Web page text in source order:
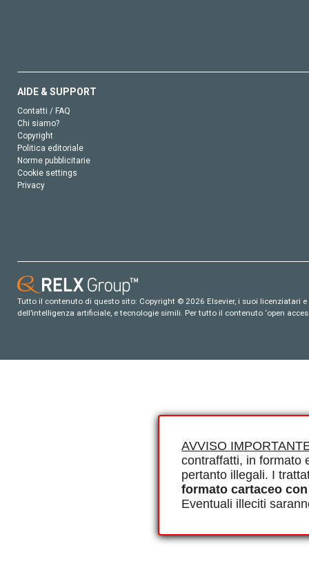
AVVISO
contraffatti, in formato
pertanto illegali. I
formato cartaceo
Eventuali illeciti
AIDE & SUPPORT
Contatti / FAQ
Chi siamo?
Copyright
Politica editoriale
Norme pubblicitarie
Cookie settings
Privacy
Tutto il contenuto di questo sito: Copyright © 2026 Elsevier, i suoi
dell’intelligenza artificiale, e tecnologie simili. Per tutto il contenuto ‘open